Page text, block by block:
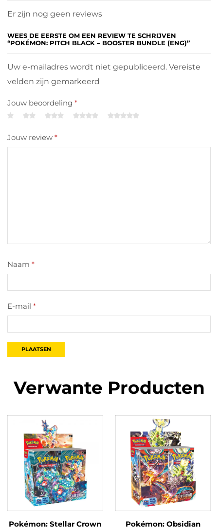
Er zijn nog geen reviews
WEES DE EERSTE OM EEN REVIEW TE SCHRIJVEN
“POKÉMON: PITCH BLACK – BOOSTER BUNDLE (ENG)”
Uw e-mailadres wordt niet gepubliceerd. Vereiste
velden zijn gemarkeerd
Jouw beoordeling *
Jouw review *
Naam *
E-mail *
Verwante Producten
Pokémon: Stellar Crown
Pokémon: Obsidian